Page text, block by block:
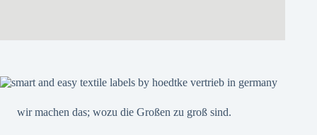
wir machen das; wozu die Großen zu groß sind.